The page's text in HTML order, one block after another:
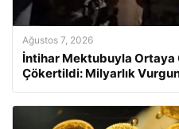
Ağustos 7, 2026
İntihar Mektubuyla Ortaya
Çökertildi: Milyarlık Vurgun